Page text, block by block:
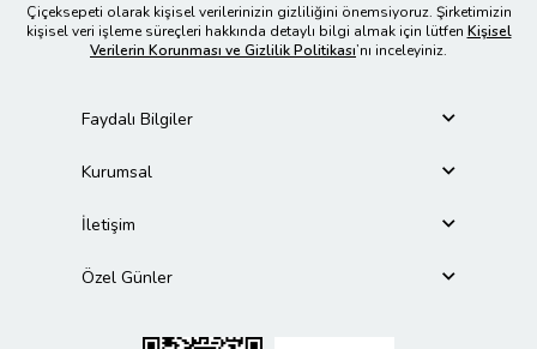
Çiçeksepeti olarak kişisel verilerinizin gizliliğini önemsiyoruz. Şirketimizin
kişisel veri işleme süreçleri hakkında detaylı bilgi almak için lütfen Kişisel
Verilerin Korunması ve Gizlilik Politikası’nı inceleyiniz.
Faydalı Bilgiler
Kurumsal
İletişim
Özel Günler